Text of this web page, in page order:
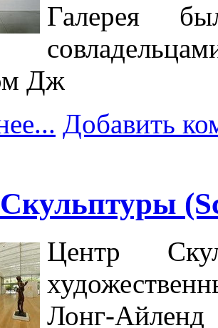
Галерея
Дж
Добавить
Центр
Лонг-